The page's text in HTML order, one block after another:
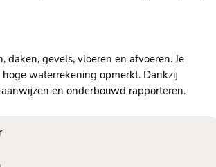
gevels, vloeren en afvoeren. Je
waterrekening opmerkt. Dankzij
en onderbouwd rapporteren.